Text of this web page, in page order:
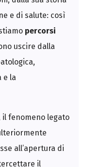
e di salute: così
percorsi
uscire dalla
e la
il fenomeno legato
all’apertura di
il